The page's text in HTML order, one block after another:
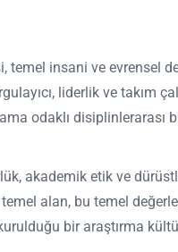
insani ve evrensel
liderlik ve takım
odaklı disiplinlerarası
akademik etik ve
alan, bu temel
bir araştırma